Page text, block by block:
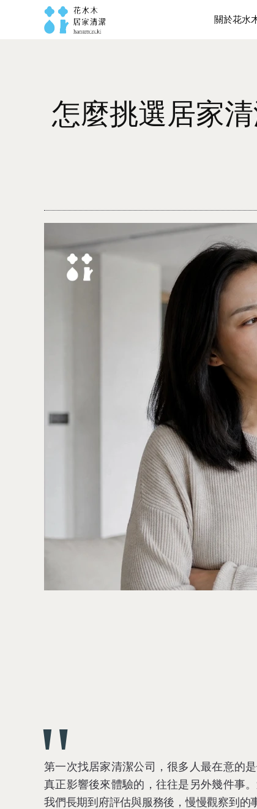
關於花水
怎麼挑選居家
"
第一次找居家清潔公司，很多人最在意的
真正影響後來體驗的，往往是另外幾件事
我們長期到府評估與服務後，慢慢觀察到的